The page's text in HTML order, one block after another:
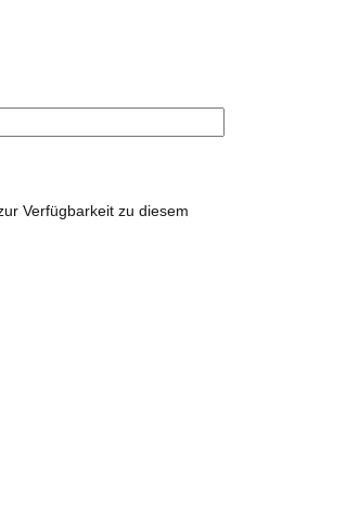
Verfügbarkeit zu diesem